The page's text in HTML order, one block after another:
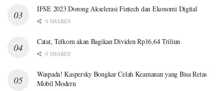
IFSE 2023 Dorong Akselerasi Fintech dan Ekonomi Digital
0 SHARES
Catat, Telkom akan Bagikan Dividen Rp16,64 Triliun
0 SHARES
Waspada! Kaspersky Bongkar Celah Keamanan yang Bisa Retas
Mobil Modern